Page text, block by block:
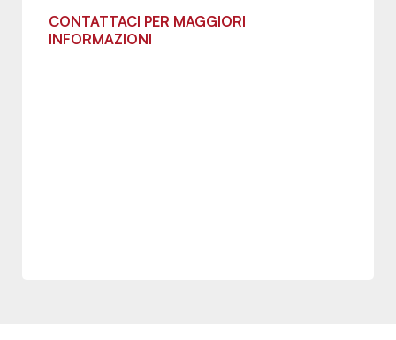
CONTATTACI PER MAGGIORI
INFORMAZIONI